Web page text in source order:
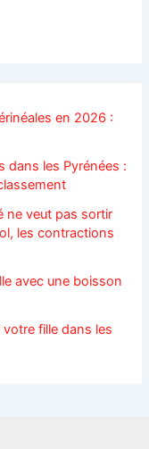
en 2026 :
dans les Pyrénées :
ne veut pas sortir
les contractions
avec une boisson
fille dans les